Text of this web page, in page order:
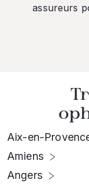
assureurs
Aix-en-
Amiens
Angers